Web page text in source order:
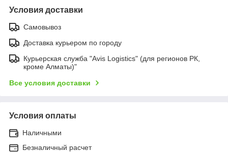
Условия доставки
Самовывоз
Доставка курьером по городу
Курьерская служба "Avis Logistics" (для регионов РК,
кроме Алматы)"
Все условия доставки
Условия оплаты
Наличными
Безналичный расчет